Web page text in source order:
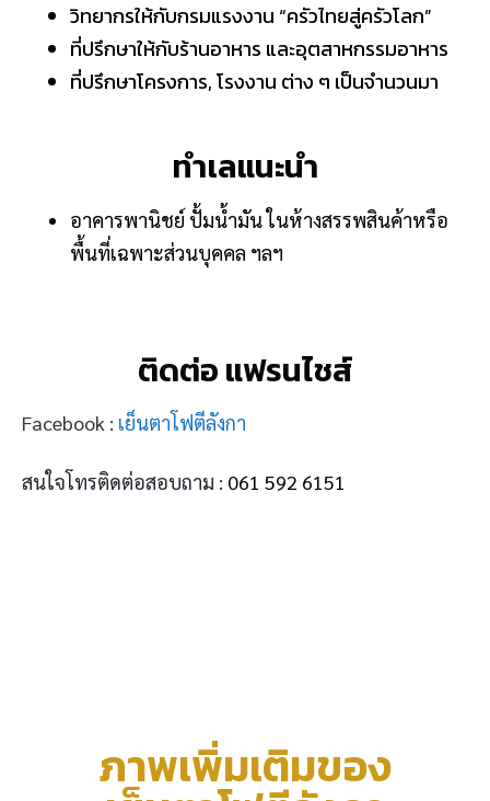
วิทยากรให้กับกรมแรงงาน “ครัวไทยสู่ครัวโลก”
ที่ปรึกษาให้กับร้านอาหาร และอุตสาหกรรมอาหาร
ที่ปรึกษาโครงการ, โรงงาน ต่าง ๆ เป็นจํานวนมา
ทำเลแนะนำ
อาคารพานิชย์ ปั้มน้ำมัน ในห้างสรรพสินค้าหรือ
พื้นที่เฉพาะส่วนบุคคล ฯลฯ
ติดต่อ แฟรนไชส์
Facebook : เย็นตาโฟตีลังกา
สนใจโทรติดต่อสอบถาม : 061 592 6151
ภาพเพิ่มเติมของ